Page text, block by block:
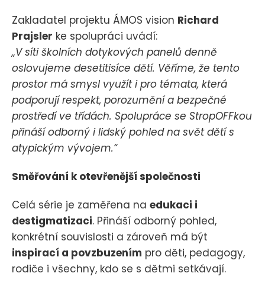
Zakladatel projektu ÁMOS vision Richard
Prajsler ke spolupráci uvádí:
„V síti školních dotykových panelů denně
oslovujeme desetitisíce dětí. Věříme, že tento
prostor má smysl využít i pro témata, která
podporují respekt, porozumění a bezpečné
prostředí ve třídách. Spolupráce se StropOFFkou
přináší odborný i lidský pohled na svět dětí s
atypickým vývojem.“
Směřování k otevřenější společnosti
Celá série je zaměřena na edukaci i
destigmatizaci. Přináší odborný pohled,
konkrétní souvislosti a zároveň má být
inspirací a povzbuzením pro děti, pedagogy,
rodiče i všechny, kdo se s dětmi setkávají.